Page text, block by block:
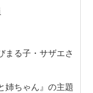
まる子・サザエさ
姉ちゃん』の主題